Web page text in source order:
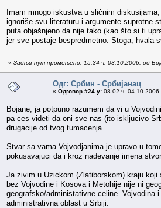
Imam mnogo iskustva u sličnim
ignoriše svu literaturu i argumente suprotne
puta objašnjeno da nije tako (kao što si ti
jer sve postaje bespredmetno. Stoga, hvala
« Задњи пут промењено: 15.34 ч. 03.10.2006. од
Одг: Србин - Србијанац
« Одговор #24 у: 08.02 ч.
Bojane, ja potpuno razumem da vi u
pa ces videti da oni sve nas (ito iskljucivo
drugacije od tvog tumacenja.
Stvar sa vama Vojvodjanima je upravo u
pokusavajuci da i kroz nadevanje imena
Ja zivim u Uzickom (Zlatiborskom) kraju
bez Vojvodine i Kosova i Metohije nije ni
geografsko/administativne celine.
administrativna oblast u Srbiji.